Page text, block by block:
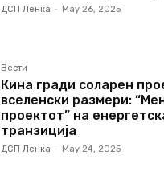
ДСП Ленка - May 26, 2025
Вести
Кина гради соларен
вселенски размери:
проектот” на
транзиција
ДСП Ленка - May 24, 2025